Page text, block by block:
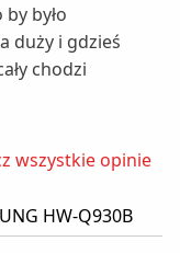
było
duży i gdzieś
chodzi
wszystkie opinie
HW-Q930B